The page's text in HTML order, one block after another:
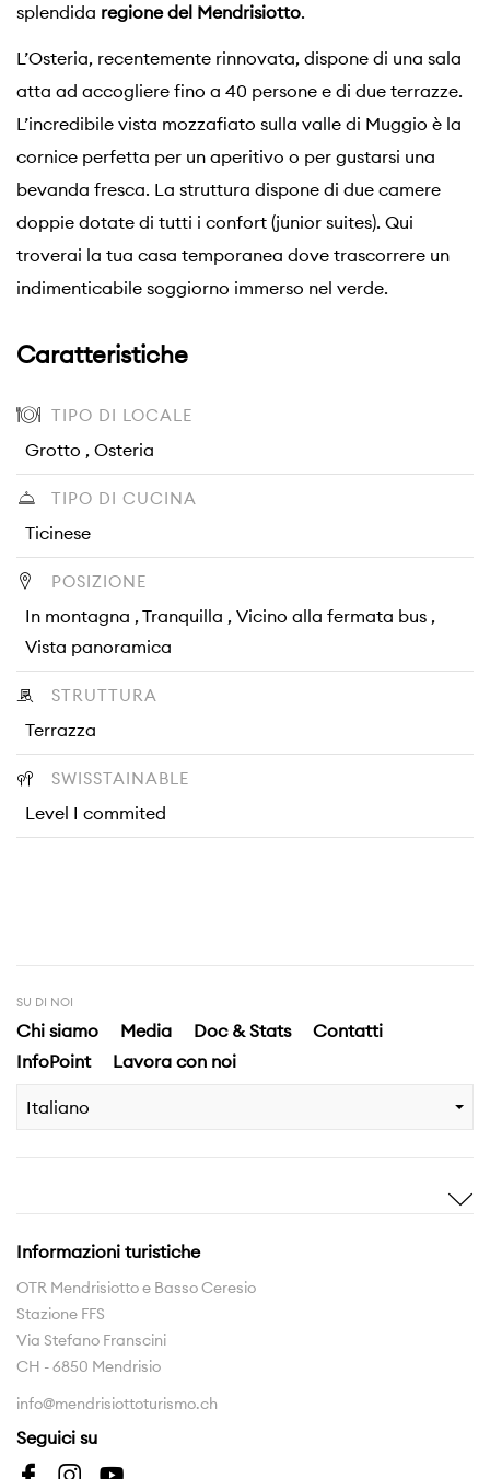
splendida regione del Mendrisiotto.
L’Osteria, recentemente rinnovata, dispone di una sala
atta ad accogliere fino a 40 persone e di due terrazze.
L’incredibile vista mozzafiato sulla valle di Muggio è la
cornice perfetta per un aperitivo o per gustarsi una
bevanda fresca. La struttura dispone di due camere
doppie dotate di tutti i confort (junior suites). Qui
troverai la tua casa temporanea dove trascorrere un
indimenticabile soggiorno immerso nel verde.
Caratteristiche
TIPO DI LOCALE
Grotto , Osteria
TIPO DI CUCINA
Ticinese
POSIZIONE
In montagna , Tranquilla , Vicino alla fermata bus ,
Vista panoramica
STRUTTURA
Terrazza
SWISSTAINABLE
Level I commited
SU DI NOI
Chi siamo Media Doc & Stats
Contatti
InfoPoint
Lavora con noi
Italiano
Storie
Esperienze
Informazioni turistiche
OTR Mendrisiotto e Basso Ceresio
Stazione FFS
Via Stefano Franscini
CH - 6850 Mendrisio
info@mendrisiottoturismo.ch
Seguici su